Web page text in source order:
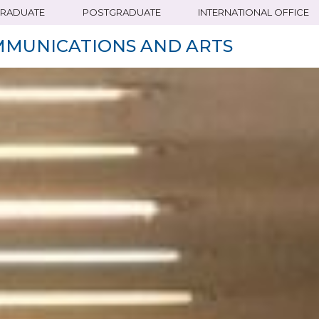
POSTGRADUATE INTERNATIONAL OFFICE
AND ARTS